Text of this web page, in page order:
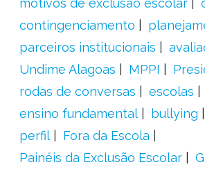
motivos de exclusão escolar
contingenciamento
parceiros institucionais
Undime Alagoas
MPPI
rodas de conversas
escolas
ensino fundamental
bullying
perfil
Fora da Escola
Painéis da Exclusão Escolar